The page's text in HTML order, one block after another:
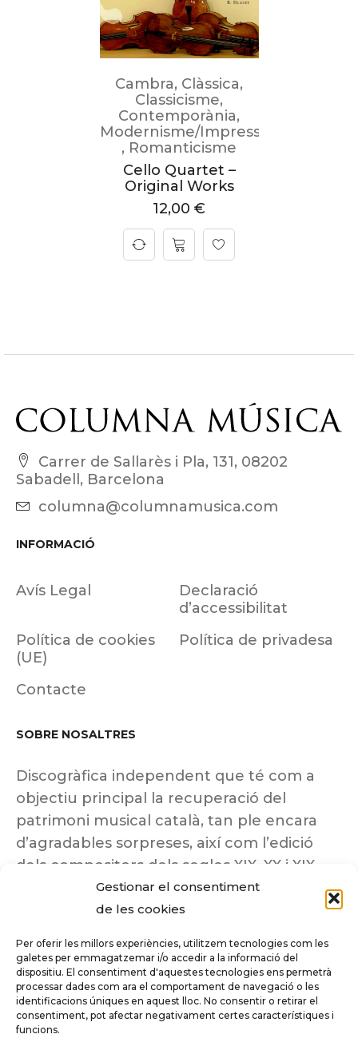
Gestionar el consentiment
de les cookies
Per oferir les millors experiències, utilitzem tecnologies com les
galetes per emmagatzemar i/o accedir a la informació del
dispositiu. El consentiment d'aquestes tecnologies ens permetrà
processar dades com ara el comportament de navegació o les
identificacions úniques en aquest lloc. No consentir o retirar el
consentiment, pot afectar negativament certes característiques i
funcions.
Cambra, Clàssica,
Classicisme,
Contemporània,
Modernisme/Impressionisme
, Romanticisme
Cello Quartet –
Original Works
12,00 €
Carrer de Sallarès i Pla, 131, 08202
Sabadell, Barcelona
columna@columnamusica.com
INFORMACIÓ
Avís Legal
Declaració
d’accessibilitat
Política de cookies
(UE)
Política de privadesa
Contacte
SOBRE NOSALTRES
Discogràfica independent que té com a
objectiu principal la recuperació del
patrimoni musical català, tan ple encara
d’agradables sorpreses, així com l’edició
dels compositors dels segles XIX, XX i XIX
insuficientment coneguts.
Tots els drets reservats a ©Columna
Música.